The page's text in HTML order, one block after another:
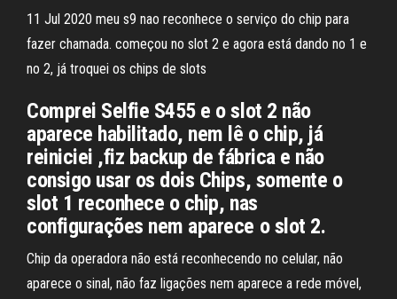
11 Jul 2020 meu s9 nao reconhece o serviço do chip para
fazer chamada. começou no slot 2 e agora está dando no 1 e
no 2, já troquei os chips de slots
Comprei Selfie S455 e o slot 2 não
aparece habilitado, nem lê o chip, já
reiniciei ,fiz backup de fábrica e não
consigo usar os dois Chips, somente o
slot 1 reconhece o chip, nas
configurações nem aparece o slot 2.
Chip da operadora não está reconhecendo no celular, não
aparece o sinal, não faz ligações nem aparece a rede móvel,